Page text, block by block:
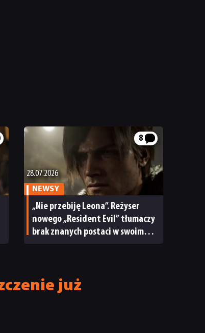
8
28.07.2026
NEWSY
„Nie przebiję Leona”. Reżyser
nowego „Resident Evil” tłumaczy
brak znanych postaci w swoim
już